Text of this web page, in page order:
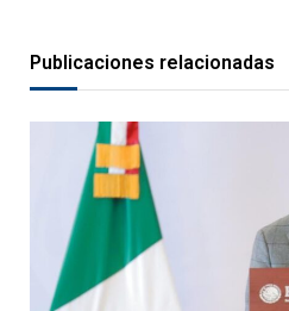
Publicaciones relacionadas